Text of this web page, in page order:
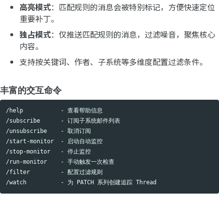
高亮模式：匹配规则的消息会被特别标记，方便快速定位
重要补丁。
独占模式：仅推送匹配规则的消息，过滤噪音，聚焦核心
内容。
支持按关键词、作者、子系统等多维度配置过滤条件。
丰富的交互命令
/help           - 查看帮助信息
/subscribe      - 订阅子系统邮件列表
/unsubscribe    - 取消订阅
/start-monitor  - 启动自动监控
/stop-monitor   - 停止监控
/run-monitor    - 手动触发一次检查
/filter         - 配置过滤规则